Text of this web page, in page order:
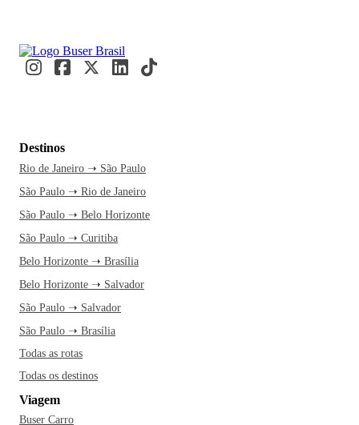
Destinos
Rio de Janeiro ➝ São Paulo
São Paulo ➝ Rio de Janeiro
São Paulo ➝ Belo Horizonte
São Paulo ➝ Curitiba
Belo Horizonte ➝ Brasília
Belo Horizonte ➝ Salvador
São Paulo ➝ Salvador
São Paulo ➝ Brasília
Todas as rotas
Todas os destinos
Viagem
Buser Carro